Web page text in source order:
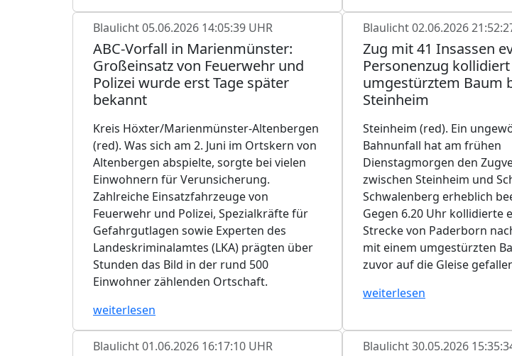
Blaulicht05.06.2026 14:05:39 UHR
ABC-Vorfall in Marienmünster:
Großeinsatz von Feuerwehr und
Polizei wurde erst Tage später
bekannt
Kreis Höxter/Marienmünster-Altenbergen
(red). Was sich am 2. Juni im Ortskern von
Altenbergen abspielte, sorgte bei vielen
Einwohnern für Verunsicherung.
Zahlreiche Einsatzfahrzeuge von
Feuerwehr und Polizei, Spezialkräfte für
Gefahrgutlagen sowie Experten des
Landeskriminalamtes (LKA) prägten über
Stunden das Bild in der rund 500
Einwohner zählenden Ortschaft.
weiterlesen
Blaulicht02.06.2026
Zug mit 41 Insassen
Personenzug
umgestürztem Baum
Steinheim
Steinheim (red). Ein
Bahnunfall hat am frühen
Dienstagmorgen den
zwischen Steinheim und
Schwalenberg erheblich
Gegen 6.20 Uhr kollidierte
Strecke von Paderborn
mit einem umgestürzten
zuvor auf die Gleise
weiterlesen
Blaulicht01.06.2026 16:17:10 UHR Blaulicht30.05.2026